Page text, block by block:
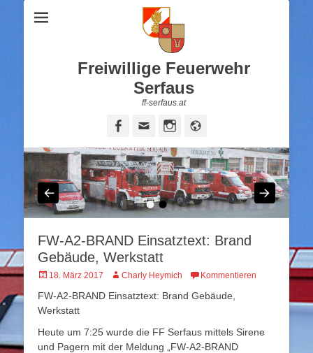
Freiwillige Feuerwehr
Serfaus
ff-serfaus.at
Facebook
EmailInstagram
••
FW-A2-BRAND Einsatztext: Brand
Gebäude, Werkstatt
Veröffentlicht
18. März 2017 AutorCharly Heymich Kommentieren
FW-A2-BRAND Einsatztext: Brand Gebäude,
Werkstatt
Heute um 7:25 wurde die FF Serfaus mittels Sirene
und Pagern mit der Meldung „FW-A2-BRAND